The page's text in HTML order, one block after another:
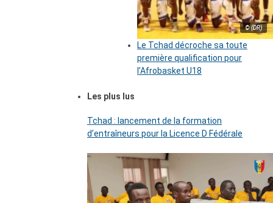
© (DR)
Le Tchad décroche sa toute
première qualification pour
l’Afrobasket U18
Les plus lus
Tchad : lancement de la formation
d’entraîneurs pour la Licence D Fédérale